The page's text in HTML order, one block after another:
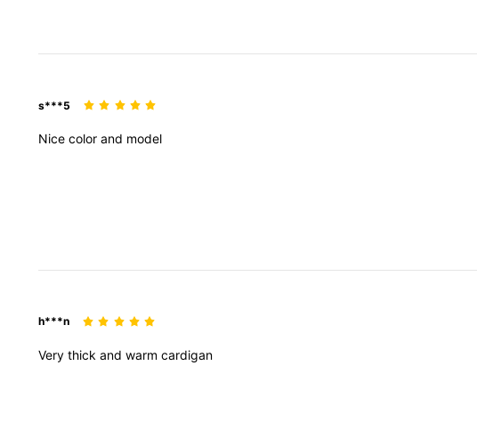
s***5
Nice color and model
h***n
Very thick and warm cardigan